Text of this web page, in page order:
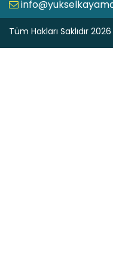
Tüm Hakları Saklıdır 2026